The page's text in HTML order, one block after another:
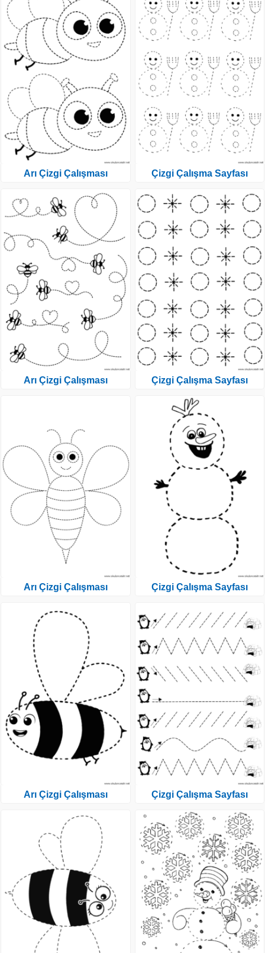
Arı Çizgi Çalışması
Arı Çizgi Çalışması
Arı Çizgi Çalışması
Arı Çizgi Çalışması
Çizgi Çalışma Sayfası
Çizgi Çalışma Sayfası
Çizgi Çalışma Sayfası
Çizgi Çalışma Sayfası